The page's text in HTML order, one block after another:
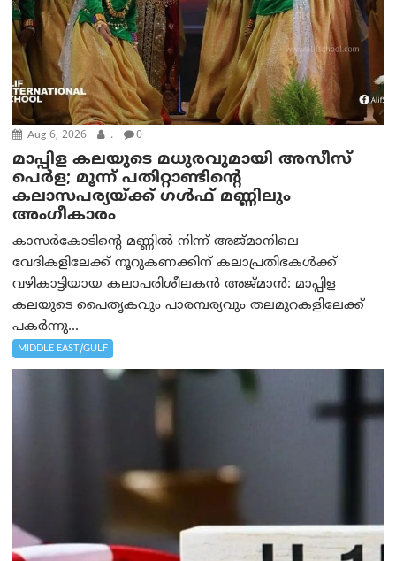
Aug 6, 2026 . 0
മാപ്പിള കലയുടെ മധുരവുമായി അസീസ്
പെർള; മൂന്ന് പതിറ്റാണ്ടിന്റെ
കലാസപര്യയ്ക്ക് ഗൾഫ് മണ്ണിലും
അംഗീകാരം
കാസർകോടിന്റെ മണ്ണിൽ നിന്ന് അജ്മാനിലെ
വേദികളിലേക്ക് നൂറുകണക്കിന് കലാപ്രതിഭകൾക്ക്
വഴികാട്ടിയായ കലാപരിശീലകൻ അജ്മാൻ: മാപ്പിള
കലയുടെ പൈതൃകവും പാരമ്പര്യവും തലമുറകളിലേക്ക്
പകർന്നു...
MIDDLE EAST/GULF